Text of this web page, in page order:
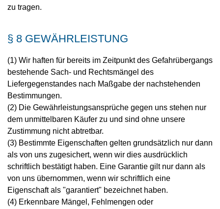
zu tragen.
§ 8 GEWÄHRLEISTUNG
(1) Wir haften für bereits im Zeitpunkt des Gefahrübergangs
bestehende Sach- und Rechtsmängel des
Liefergegenstandes nach Maßgabe der nachstehenden
Bestimmungen.
(2) Die Gewährleistungsansprüche gegen uns stehen nur
dem unmittelbaren Käufer zu und sind ohne unsere
Zustimmung nicht abtretbar.
(3) Bestimmte Eigenschaften gelten grundsätzlich nur dann
als von uns zugesichert, wenn wir dies ausdrücklich
schriftlich bestätigt haben. Eine Garantie gilt nur dann als
von uns übernommen, wenn wir schriftlich eine
Eigenschaft als "garantiert" bezeichnet haben.
(4) Erkennbare Mängel, Fehlmengen oder